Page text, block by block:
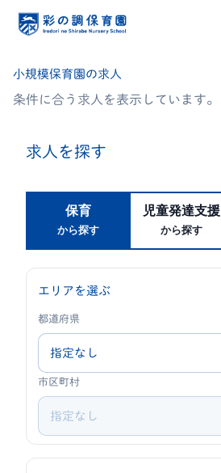
小規模保育園の求人
条件に合う求人を表示しています。
求人を探す
保育
から探す
児童発達支援
から探す
エリアを選ぶ
都道府県
市区町村